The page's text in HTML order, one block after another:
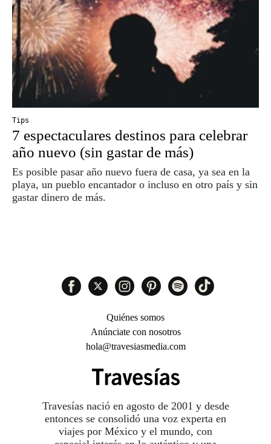
Tips
7 espectaculares destinos para celebrar
año nuevo (sin gastar de más)
Es posible pasar año nuevo fuera de casa, ya sea en la
playa, un pueblo encantador o incluso en otro país y sin
gastar dinero de más.
Travesías nació en agosto de 2001 y desde
entonces se consolidó una voz experta en
viajes por México y el mundo, con
Quiénes somos
Anúnciate con nosotros
hola@travesiasmedia.com